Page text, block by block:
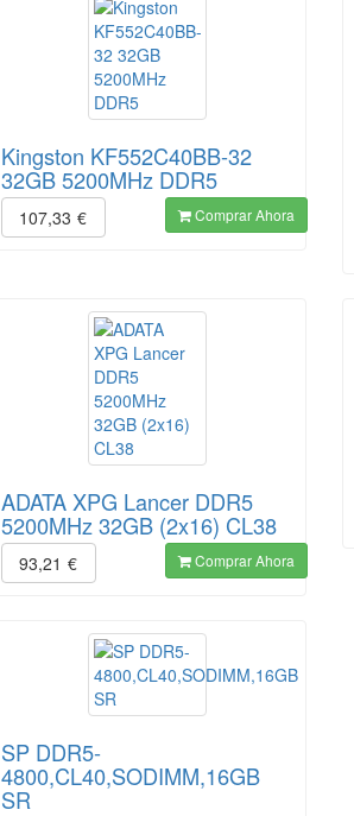
Kingston KF552C40BB-32
32GB 5200MHz DDR5
107,33 € Comprar Ahora
ADATA XPG Lancer DDR5
5200MHz 32GB (2x16) CL38
93,21 € Comprar Ahora
SP DDR5-
4800,CL40,SODIMM,16GB
SR